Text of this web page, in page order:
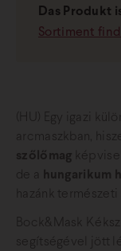
Das Produkt
Sortiment
(HU) Egy igazi
arcmaszkban,
szőlőmag
de a
hungarikum
hazánk természeti
Bock&Mask
segítségével jött